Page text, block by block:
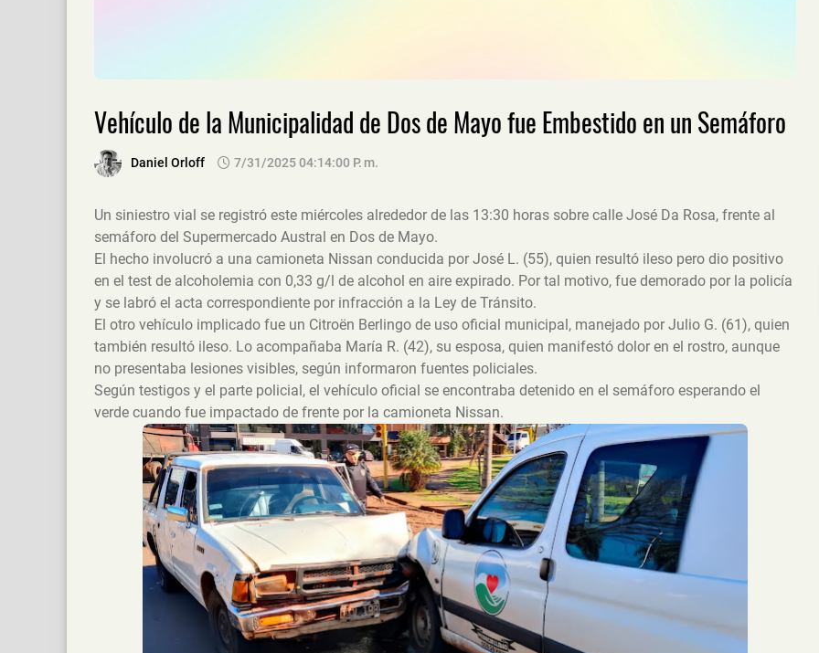
Vehículo de la Municipalidad de Dos de Mayo fue Embestido en un Semáforo
Daniel Orloff 7/31/2025 04:14:00 P. M.
Un siniestro vial se registró este miércoles alrededor de las 13:30 horas sobre calle José Da Rosa, frente al
semáforo del Supermercado Austral en Dos de Mayo.
El hecho involucró a una camioneta Nissan conducida por José L. (55), quien resultó ileso pero dio positivo
en el test de alcoholemia con 0,33 g/l de alcohol en aire expirado. Por tal motivo, fue demorado por la policía
y se labró el acta correspondiente por infracción a la Ley de Tránsito.
El otro vehículo implicado fue un Citroën Berlingo de uso oficial municipal, manejado por Julio G. (61), quien
también resultó ileso. Lo acompañaba María R. (42), su esposa, quien manifestó dolor en el rostro, aunque
no presentaba lesiones visibles, según informaron fuentes policiales.
Según testigos y el parte policial, el vehículo oficial se encontraba detenido en el semáforo esperando el
verde cuando fue impactado de frente por la camioneta Nissan.